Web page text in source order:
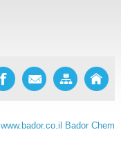
Bador Chem
www.bador.co.il